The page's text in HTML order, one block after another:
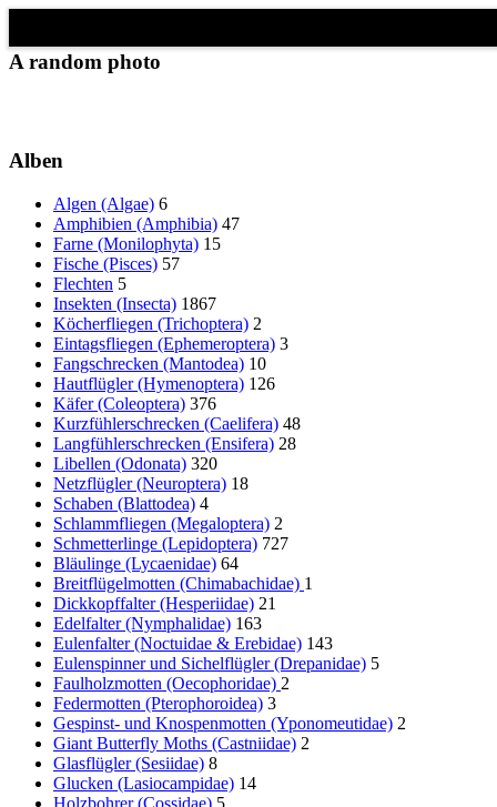
A random photo
Alben
Algen (Algae) 6
Amphibien (Amphibia) 47
Farne (Monilophyta) 15
Fische (Pisces) 57
Flechten 5
Insekten (Insecta) 1867
Köcherfliegen (Trichoptera) 2
Eintagsfliegen (Ephemeroptera) 3
Fangschrecken (Mantodea) 10
Hautflügler (Hymenoptera) 126
Käfer (Coleoptera) 376
Kurzfühlerschrecken (Caelifera) 48
Langfühlerschrecken (Ensifera) 28
Libellen (Odonata) 320
Netzflügler (Neuroptera) 18
Schaben (Blattodea) 4
Schlammfliegen (Megaloptera) 2
Schmetterlinge (Lepidoptera) 727
Bläulinge (Lycaenidae) 64
Breitflügelmotten (Chimabachidae) 1
Dickkopffalter (Hesperiidae) 21
Edelfalter (Nymphalidae) 163
Eulenfalter (Noctuidae & Erebidae) 143
Eulenspinner und Sichelflügler (Drepanidae) 5
Faulholzmotten (Oecophoridae) 2
Federmotten (Pterophoroidea) 3
Gespinst- und Knospenmotten (Yponomeutidae) 2
Giant Butterfly Moths (Castniidae) 2
Glasflügler (Sesiidae) 8
Glucken (Lasiocampidae) 14
Holzbohrer (Cossidae) 5